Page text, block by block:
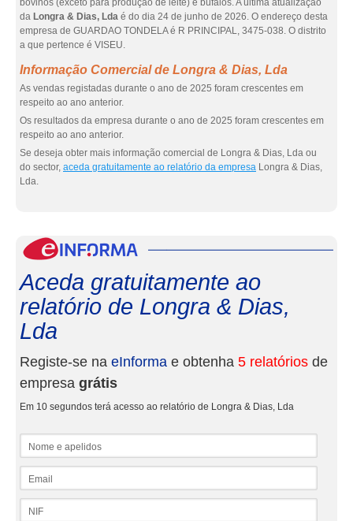
bovinos (exceto para produção de leite) e búfalos. A última atualização
da Longra & Dias, Lda é do dia 24 de junho de 2026. O endereço desta
empresa de GUARDAO TONDELA é R PRINCIPAL, 3475-038. O distrito
a que pertence é VISEU.
Informação Comercial de Longra & Dias, Lda
As vendas registadas durante o ano de 2025 foram crescentes em
respeito ao ano anterior.
Os resultados da empresa durante o ano de 2025 foram crescentes em
respeito ao ano anterior.
Se deseja obter mais informação comercial de Longra & Dias, Lda ou
do sector, aceda gratuitamente ao relatório da empresa Longra & Dias,
Lda.
Aceda gratuitamente ao
relatório de Longra & Dias,
Lda
Registe-se na eInforma e obtenha 5 relatórios de
empresa grátis
Em 10 segundos terá acesso ao relatório de Longra & Dias, Lda